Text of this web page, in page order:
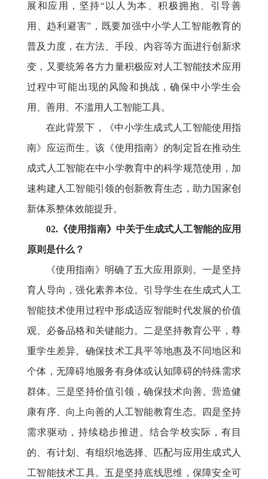
展和应用，坚持“以人为本、积极拥抱、引导善
用、趋利避害”，既要加强中小学人工智能教育的
普及力度，在方法、手段、内容等方面进行创新求
变，又要统筹各方力量积极应对人工智能技术应用
过程中可能出现的风险和挑战，确保中小学生会
用、善用、不滥用人工智能工具。
在此背景下，《中小学生成式人工智能使用指
南》应运而生。该《使用指南》的制定旨在推动生
成式人工智能在中小学教育中的科学规范使用，加
速构建人工智能引领的创新教育生态，助力国家创
新体系整体效能提升。
02.《使用指南》中关于生成式人工智能的应用
原则是什么？
《使用指南》明确了五大应用原则。一是坚持
育人导向，强化素养本位。引导学生在生成式人工
智能技术使用过程中形成适应智能时代发展的价值
观、必备品格和关键能力。二是坚持教育公平，尊
重学生差异。确保技术工具平等地惠及不同地区和
个体，无障碍地服务有身体或认知障碍的特殊需求
群体。三是坚持价值引领，确保技术向善。营造健
康有序、向上向善的人工智能教育生态。四是坚持
需求驱动，持续稳步推进。结合学校实际，有目
的、有计划、有组织地选择、匹配与应用生成式人
工智能技术工具。五是坚持底线思维，保障安全可